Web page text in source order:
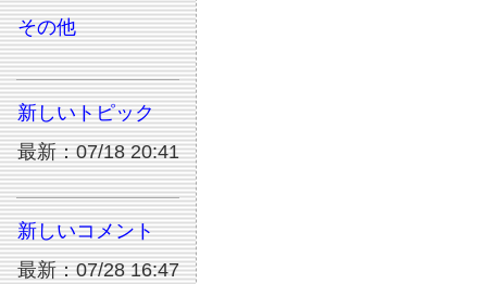
その他
新しいトピック
最新：07/18 20:41
新しいコメント
最新：07/28 16:47